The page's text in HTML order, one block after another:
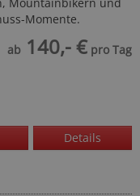
Momente.
ab 140,- € pro Tag
Details